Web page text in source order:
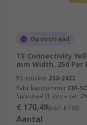
Op voorraad
TE Connectivity
mm Width, 250 Per
RS-stocknr. 233-2422
Fabrikantnummer CM-
Subtotaal (1 doos van
€ 170,49(excl. BTW)
Aantal